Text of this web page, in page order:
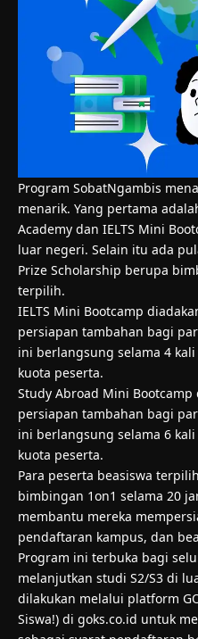
Program SobatNgambis
menarik. Yang pertama
Academy dan IELTS Mini
luar negeri. Selain itu ada
Prize Scholarship berupa
terpilih.
IELTS Mini Bootcamp
persiapan tambahan bagi
ini berlangsung selama 4
kuota peserta.
Study Abroad Mini
persiapan tambahan bagi
ini berlangsung selama 6
kuota peserta.
Para peserta beasiswa
bimbingan 1on1 selama 20
membantu mereka
pendaftaran kampus, dan
Program ini terbuka bagi
melanjutkan studi S2/S3 di
dilakukan melalui platform
Siswa!) di goks.co.id untuk